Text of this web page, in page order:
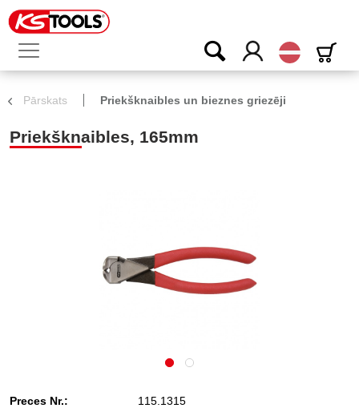
Latvijas
Pārskats Priekšknaibles un bieznes griezēji
Priekšknaibles, 165mm
Preces Nr.:
115.1315